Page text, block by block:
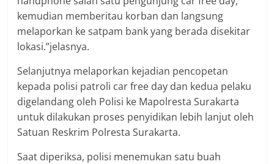
kemudian memberitau korban dan langsung
melaporkan ke satpam bank yang berada disekitar
lokasi.”jelasnya.
Selanjutnya melaporkan kejadian pencopetan
kepada polisi patroli car free day dan kedua pelaku
digelandang oleh Polisi ke Mapolresta Surakarta
untuk dilakukan proses penyidikan lebih lanjut oleh
Satuan Reskrim Polresta Surakarta.
Saat diperiksa, polisi menemukan satu buah